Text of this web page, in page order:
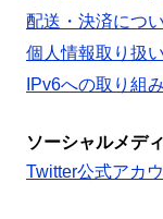
配送・決済につ
個人情報取り扱
IPv6への取り組み
ソーシャルメデ
Twitter公式アカ